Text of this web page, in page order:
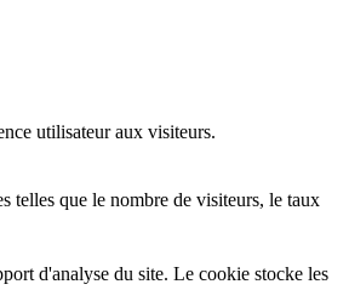
utilisateur aux visiteurs.
telles que le nombre de visiteurs, le taux
d'analyse du site. Le cookie stocke les